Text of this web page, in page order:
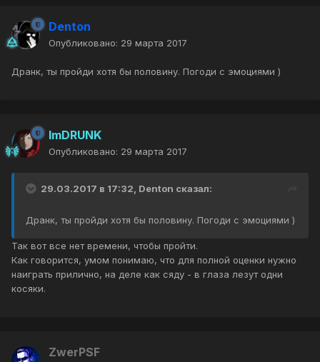
Denton
Опубликовано: 29 марта 2017
Дранк, ты пройди хотя бы половину. Погоди с эмоциями )
ImDRUNK
Опубликовано: 29 марта 2017
29.03.2017 в 17:32, Denton сказал:
Дранк, ты пройди хотя бы половину. Погоди с эмоциями )
Так вот все нет времени, чтобы пройти.
Как говорится, умом понимаю, что для полной оценки нужно
наиграть прилично, на деле как сяду - в глаза лезут одни
косяки.
ZwerPSF